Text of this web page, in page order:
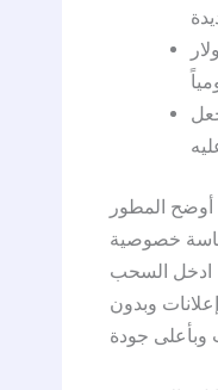
بشكل سريع فقد تصل إلى 310 دولار
أوضح المطور Jawwal Palestine، أن ممارسات خصوصية التطبيق قد تتضمن معالجة البيانات على
خصوصية
ادخل السحب
إعلانات وبدون